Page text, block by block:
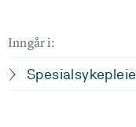
Inngår i:
Spesialsykepleie